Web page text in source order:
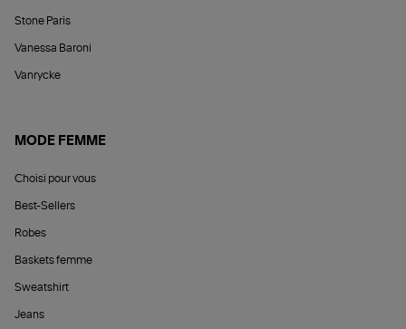
Stone Paris
Vanessa Baroni
Vanrycke
MODE FEMME
Choisi pour vous
Best-Sellers
Robes
Baskets femme
Sweatshirt
Jeans